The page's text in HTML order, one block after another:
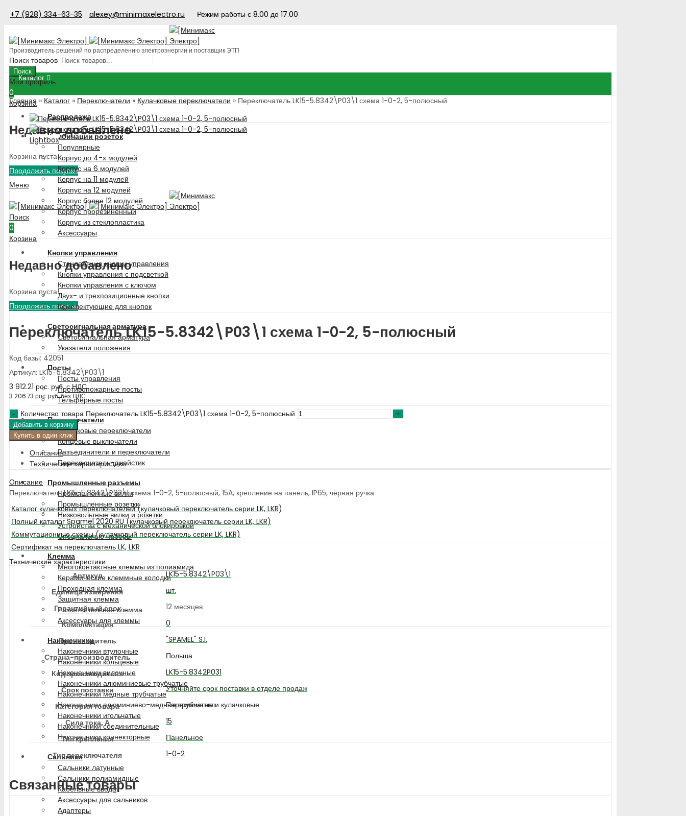
+7 (928) 334-63-35 alexey@minimaxelectro.ru Режим работы с 8.00 до 17.00
Производитель решений по распределению электроэнергии и поставщик ЭТП
Поиск товаров
Поиск
Мой профиль
0
Корзина
Недавно добавлено
Корзина пуста!
Продолжить покупки
Меню
Поиск
0
Корзина
Недавно добавлено
Корзина пуста!
Продолжить покупки
Каталог
Распродажа
Комбинации розеток
Популярные
Корпус до 4-х модулей
Корпус на 6 модулей
Корпус на 11 модулей
Корпус на 12 модулей
Корпус более 12 модулей
Корпус прорезиненный
Корпус из стеклопластика
Аксессуары
Кнопки управления
Стандартные кнопки управления
Кнопки управления с подсветкой
Кнопки управления с ключом
Двух- и трехпозиционные кнопки
Комплектующие для кнопок
Светосигнальная арматура
Светосигнальная арматура
Указатели положения
Посты
Посты управления
Противопожарные посты
Тельферные посты
Переключатели
Кулачковые переключатели
Концевые выключатели
Разъединители и переключатели
Переключатель-джойстик
Промышленные разъемы
Промышленные вилки
Промышленные розетки
Низковольтные вилки и розетки
Устройства с механической блокировкой
Специальные наборы
Клемма
Многоконтактные клеммы из полиамида
Керамические клеммные колодки
Проходная клемма
Защитная клемма
Разветвительная клемма
Аксессуары для клеммы
Наконечники
Наконечники втулочные
Наконечники кольцевые
Наконечники вилочные
Наконечники алюминиевые трубчатые
Наконечники медные трубчатые
Наконечники алюминиево-медные трубчатые
Наконечники игольчатые
Наконечники соединительные
Наконечники коннекторные
Сальники
Сальники латунные
Сальники полиамидные
Кабельные ввода
Аксессуары для сальников
Адаптеры
Главная » Каталог » Переключатели » Кулачковые переключатели » Переключатель LK15-5.8342\P03\1 схема 1-0-2, 5-полюсный
Lightbox
Переключатель LK15-5.8342\P03\1 схема 1-0-2, 5-полюсный
Код базы: 42051
Артикул: LK15-5.8342\P03\1
3 912.21 рос. руб.с НДС
3 206.73 рос. руб.без НДС
Количество товара Переключатель LK15-5.8342\P03\1 схема 1-0-2, 5-полюсный
Добавить в корзину
Купить в один клик
Описание
Технические характеристики
Описание
Переключатель LK15-5.8342\P03\1 схема 1-0-2, 5-полюсный, 15A, крепление на панель, IP65, чёрная ручка
Каталог кулачковых переключателей (кулачковый переключатель серии LK, LKR)
Полный каталог Spamel 2020 RU (кулачковый переключатель серии LK, LKR)
Коммутационные схемы (кулачковый переключатель серии LK, LKR)
Сертификат на переключатель LK, LKR
Технические характеристики
Артикул
LK15-5.8342\P03\1
Единица измерения
шт.
Гарантийный срок
12 месяцев
Комплектация
0
Производитель
"SPAMEL" S.I.
Страна-производитель
Польша
Код производителя
LK15-5.8342P031
Срок поставки
Уточняйте срок поставки в отделе продаж
Категория товара
Переключатели кулачковые
Сила тока, А
15
Тип крепления
Панельное
Тип переключателя
1-0-2
Связанные товары